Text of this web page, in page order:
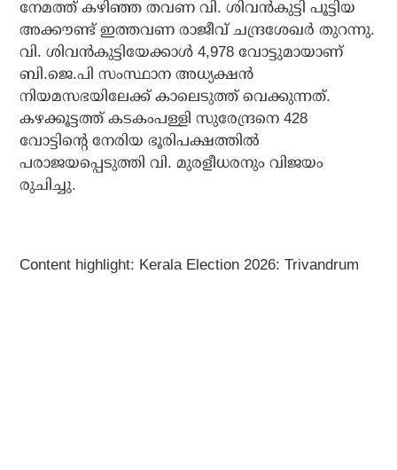
നേമത്ത് കഴിഞ്ഞ തവണ വി. ശിവന്‍കുട്ടി പൂട്ടിയ
അക്കൗണ്ട് ഇത്തവണ രാജീവ് ചന്ദ്രശേഖര്‍ തുറന്നു.
വി. ശിവന്‍കുട്ടിയേക്കാള്‍ 4,978 വോട്ടുമായാണ്
ബി.ജെ.പി സംസ്ഥാന അധ്യക്ഷന്‍
നിയമസഭയിലേക്ക് കാലെടുത്ത് വെക്കുന്നത്.
കഴക്കൂട്ടത്ത് കടകംപള്ളി സുരേന്ദ്രനെ 428
വോട്ടിന്റെ നേരിയ ഭൂരിപക്ഷത്തില്‍
പരാജയപ്പെടുത്തി വി. മുരളീധരനും വിജയം
രുചിച്ചു.
Content highlight: Kerala Election 2026: Trivandrum